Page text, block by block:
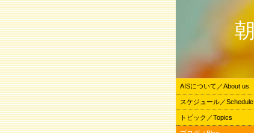
AISについて／About us
スケジュール／Schedule
トピック／Topics